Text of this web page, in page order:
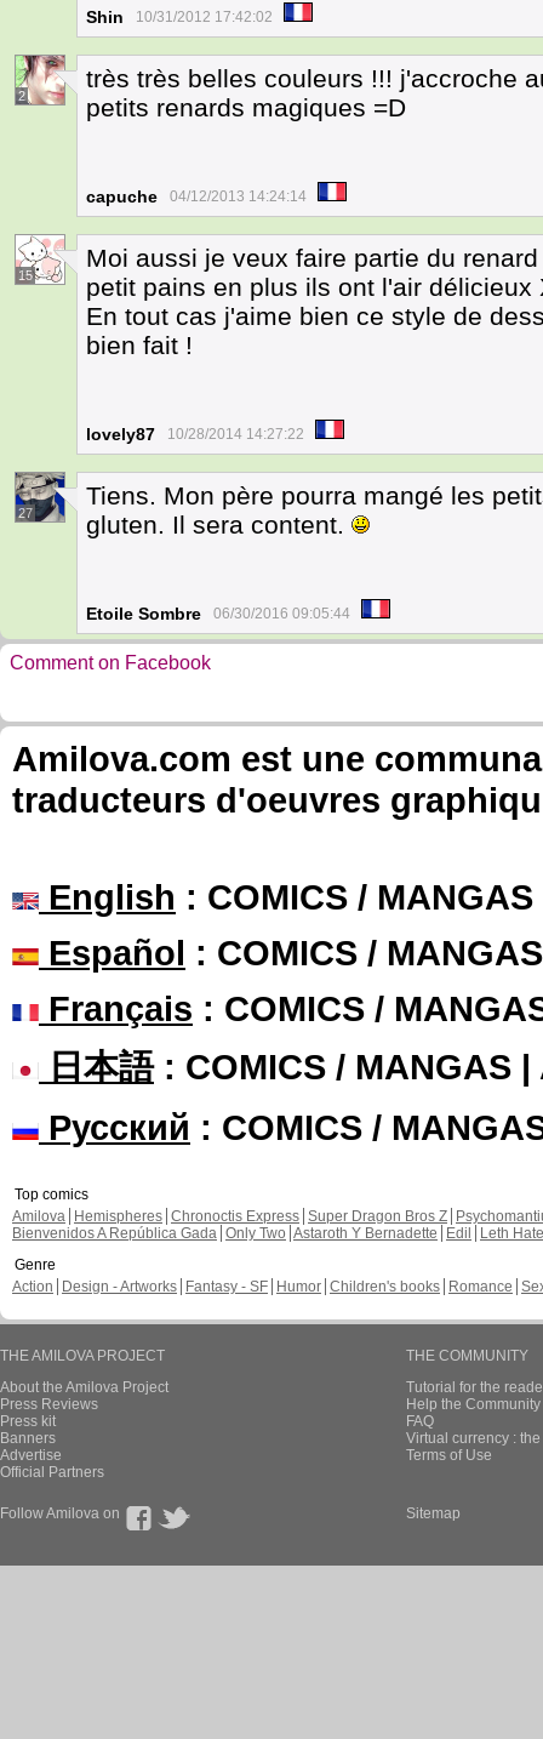
Shin 10/31/2012 17:42:02
2
très très belles couleurs !!! j'accroche
petits renards magiques =D
capuche 04/12/2013 14:24:14
15
Moi aussi je veux faire partie du
petit pains en plus ils ont l'air délicieux
En tout cas j'aime bien ce style de
bien fait !
lovely87 10/28/2014 14:27:22
27
Tiens. Mon père pourra mangé les
gluten. Il sera content.
Etoile Sombre 06/30/2016 09:05:44
Comment on Facebook
Amilova.com est une
traducteurs d'oeuvres
English : COMICS /
Español : COMICS /
Français : COMICS /
日本語: COMICS / MANGAS |
Русский : COMICS /
Top comics
Amilova
Hemispheres Chronoctis Express Super Dragon Bros Z
Bienvenidos A República Gada Only Two Astaroth Y Bernadette Edil
Leth Hate
Genre
Action
Design - Artworks Fantasy - SF Humor Children's books Romance
THE AMILOVA PROJECT
About the Amilova Project
Press Reviews
Press kit
Banners
Advertise
Official Partners
THE COMMUNITY
Tutorial for the
Help the
FAQ
Virtual currency :
Terms of Use
Follow Amilova on Sitemap